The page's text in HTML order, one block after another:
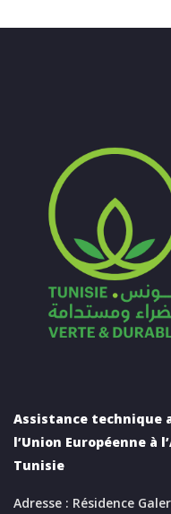
Assistance technique
l’Union Européenne à
Tunisie
Adresse : Résidence